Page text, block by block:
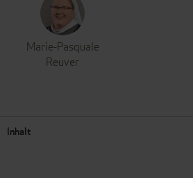
Marie-Pasquale
Reuver
Inhalt